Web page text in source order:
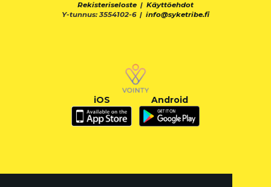
Rekisteriseloste | Käyttöehdot
Y-tunnus: 3554102-6 | info@syketribe.fi
iOS Android